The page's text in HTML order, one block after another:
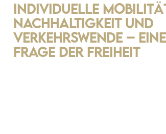
Individuelle
Nachhaltigkeit und
Verkehrswende – Eine
Frage der Freiheit